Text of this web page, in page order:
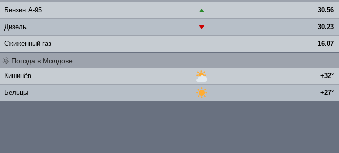
Бензин A-95 ▲ 30.56
Дизель ▼ 30.23
Сжиженный газ — 16.07
🌞 Погода в Молдове
Кишинёв +32°
Бельцы +27°